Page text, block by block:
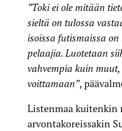
”Toki ei ole mitään
sieltä on tulossa
isoissa futismaissa on
pelaajia. Luotetaan
vahvempia kuin muut,
voittamaan”,
Listenmaa kuitenkin
arvontakoreissakin